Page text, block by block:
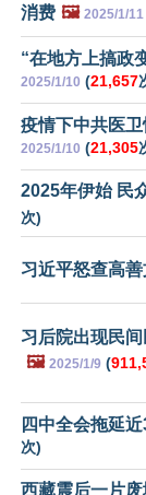
消费 🖼️ 2025/1/11
“在地方上搞政
2025/1/10 (21,657
疫情下中共医
2025/1/10 (21,305
2025年伊始 民
次)
习近平怒查高
习后院出现民
🖼️ 2025/1/9 (
四中全会拖延
次)
西藏震后一片